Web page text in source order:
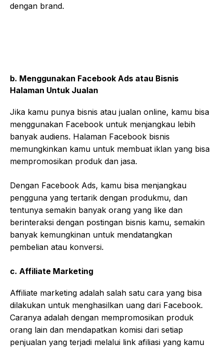
dengan brand.
b. Menggunakan Facebook Ads atau Bisnis
Halaman Untuk Jualan
Jika kamu punya bisnis atau jualan online, kamu bisa
menggunakan Facebook untuk menjangkau lebih
banyak audiens. Halaman Facebook bisnis
memungkinkan kamu untuk membuat iklan yang bisa
mempromosikan produk dan jasa.
Dengan Facebook Ads, kamu bisa menjangkau
pengguna yang tertarik dengan produkmu, dan
tentunya semakin banyak orang yang like dan
berinteraksi dengan postingan bisnis kamu, semakin
banyak kemungkinan untuk mendatangkan
pembelian atau konversi.
c. Affiliate Marketing
Affiliate marketing adalah salah satu cara yang bisa
dilakukan untuk menghasilkan uang dari Facebook.
Caranya adalah dengan mempromosikan produk
orang lain dan mendapatkan komisi dari setiap
penjualan yang terjadi melalui link afiliasi yang kamu